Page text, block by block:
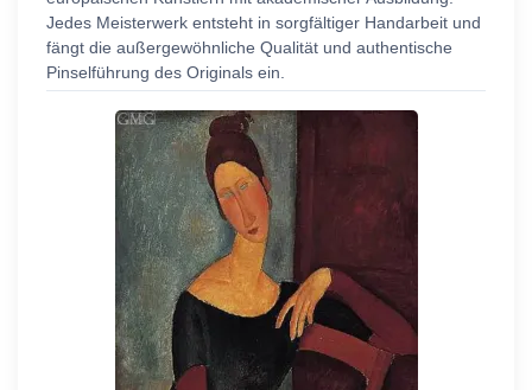
Jedes Meisterwerk entsteht in sorgfältiger Handarbeit und
fängt die außergewöhnliche Qualität und authentische
Pinselführung des Originals ein.